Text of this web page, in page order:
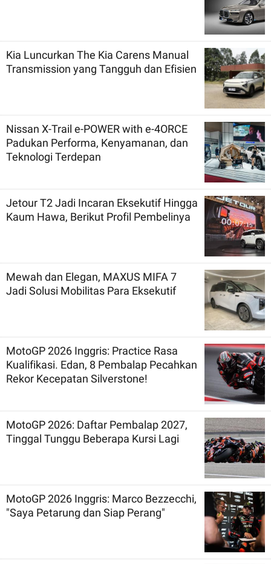
Kia Luncurkan The Kia Carens Manual
Transmission yang Tangguh dan Efisien
Nissan X-Trail e-POWER with e-4ORCE
Padukan Performa, Kenyamanan, dan
Teknologi Terdepan
Jetour T2 Jadi Incaran Eksekutif Hingga
Kaum Hawa, Berikut Profil Pembelinya
Mewah dan Elegan, MAXUS MIFA 7
Jadi Solusi Mobilitas Para Eksekutif
MotoGP 2026 Inggris: Practice Rasa
Kualifikasi. Edan, 8 Pembalap Pecahkan
Rekor Kecepatan Silverstone!
MotoGP 2026: Daftar Pembalap 2027,
Tinggal Tunggu Beberapa Kursi Lagi
MotoGP 2026 Inggris: Marco Bezzecchi,
"Saya Petarung dan Siap Perang"